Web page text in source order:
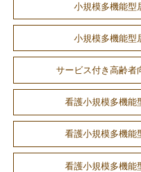
小規模多機能
小規模多機能
サービス付き高齢
看護小規模多機
看護小規模多機
看護小規模多機